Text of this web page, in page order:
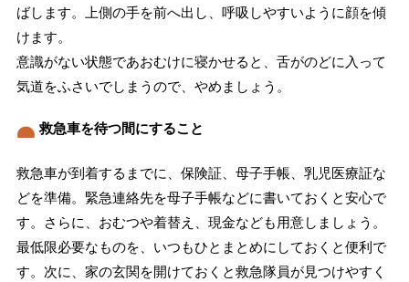
ばします。上側の手を前へ出し、呼吸しやすいように顔を傾
けます。
意識がない状態であおむけに寝かせると、舌がのどに入って
気道をふさいでしまうので、やめましょう。
救急車を待つ間にすること
救急車が到着するまでに、保険証、母子手帳、乳児医療証な
どを準備。緊急連絡先を母子手帳などに書いておくと安心で
す。さらに、おむつや着替え、現金なども用意しましょう。
最低限必要なものを、いつもひとまとめにしておくと便利で
す。次に、家の玄関を開けておくと救急隊員が見つけやすく